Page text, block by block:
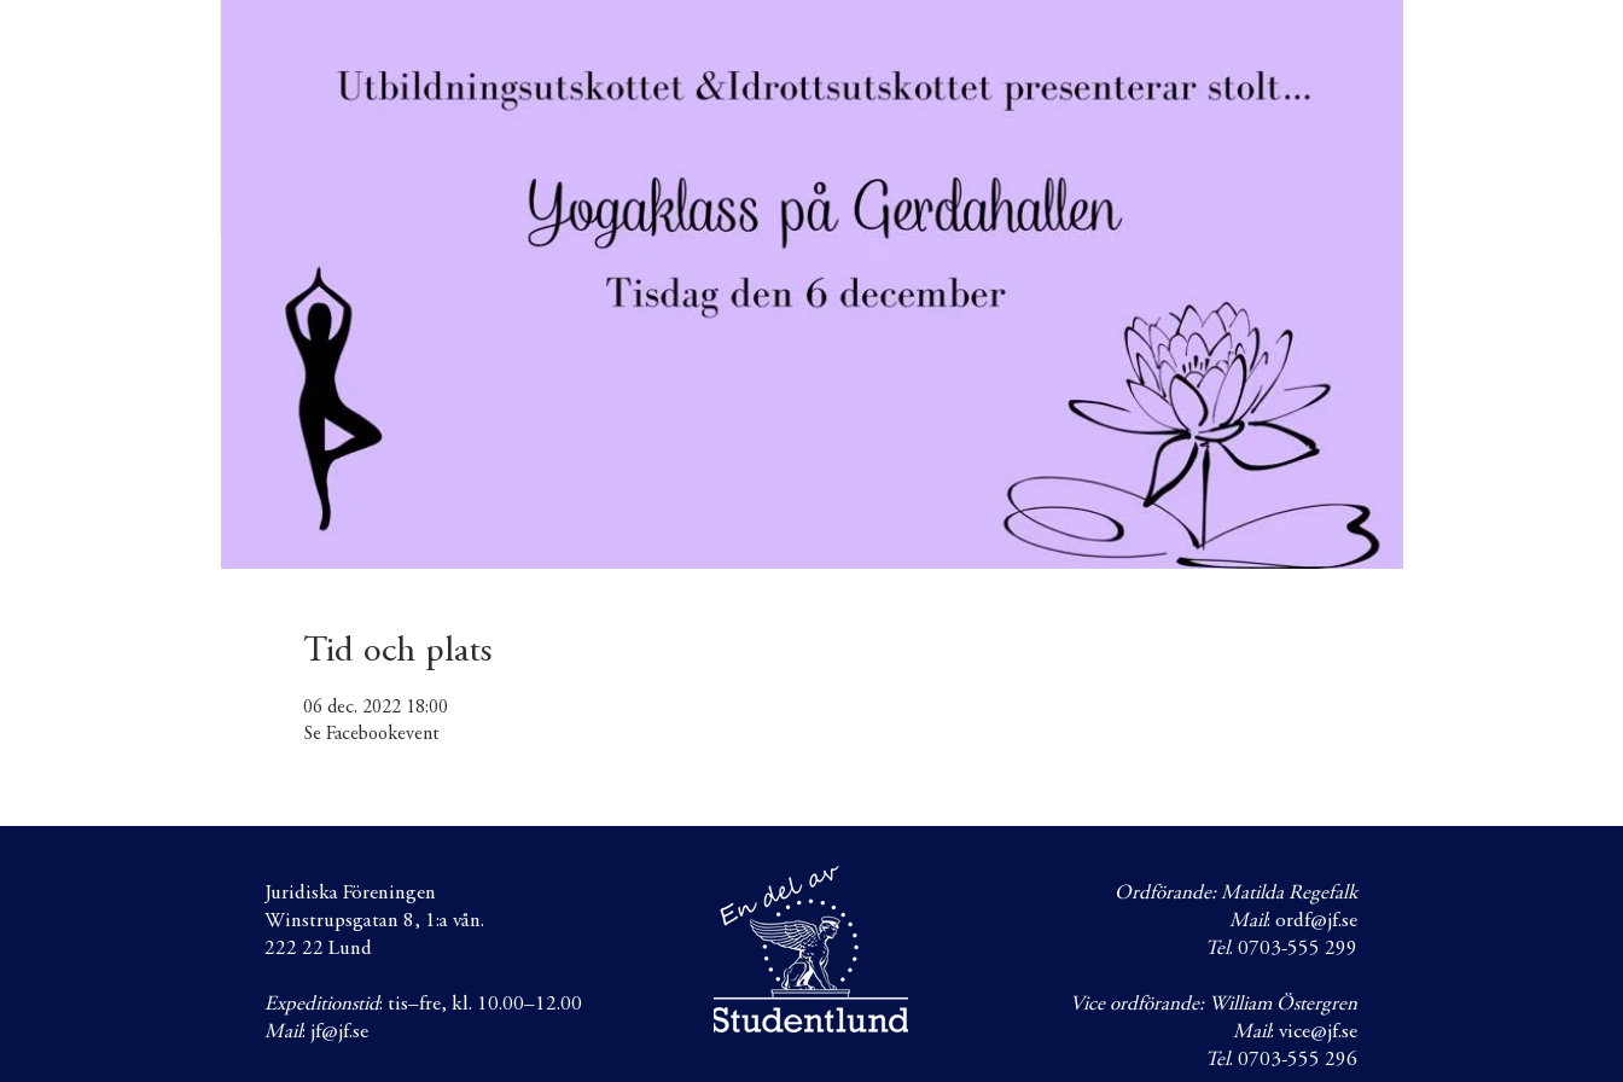
Tid och plats
06 dec. 2022 18:00
Se Facebookevent
Juridiska Föreningen
Winstrupsgatan 8, 1:a vån.
222 22 Lund
Expeditionstid: tis–fre, kl. 10.00–12.00
Mail: jf@jf.se
Ordförande: Matilda Regefalk
Mail: ordf@jf.se
Tel. 0703-555 299
Vice ordförande: William Östergren
Mail: vice@jf.se
Tel. 0703-555 296